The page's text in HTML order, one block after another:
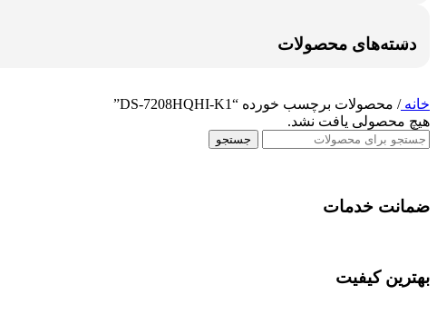
دسته‌های محصولات
خانه/ محصولات برچسب خورده “DS-7208HQHI-K1”
هیچ محصولی یافت نشد.
جستجو
ضمانت خدمات
بهترین کیفیت